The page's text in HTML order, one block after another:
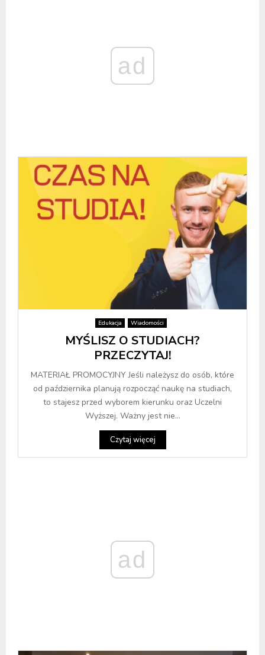
ad
Edukacja Wiadomości
MYŚLISZ O STUDIACH?
PRZECZYTAJ!
MATERIAŁ PROMOCYJNY Jeśli należysz do osób, które
od października planują rozpocząć naukę na studiach,
to stajesz przed wyborem kierunku oraz Uczelni
Wyższej. Ważny jest nie...
Czytaj więcej
ad